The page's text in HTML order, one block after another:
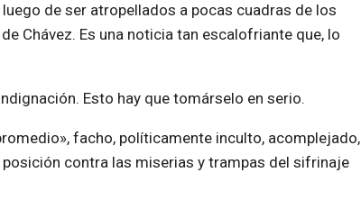
de ser atropellados a pocas cuadras de los
Chávez. Es una noticia tan escalofriante que, lo
Esto hay que tomárselo en serio.
facho, políticamente inculto, acomplejado,
contra las miserias y trampas del sifrinaje